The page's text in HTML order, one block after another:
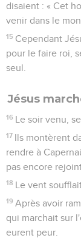
disaient : « Cet
venir dans le
15 Cependant
pour le faire roi,
seul.
Jésus
16 Le soir venu,
17 Ils montèrent
rendre à
pas encore
18 Le vent
19 Après avoir
qui marchait sur
eurent peur.